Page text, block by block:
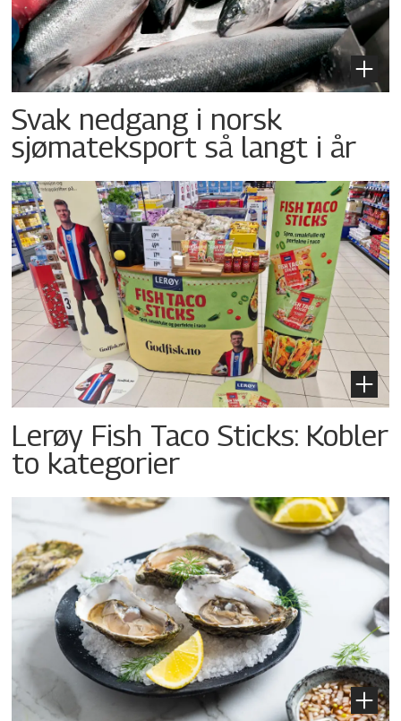
Svak nedgang i norsk
sjømateksport så langt i år
Lerøy Fish Taco Sticks: Kobler
to kategorier